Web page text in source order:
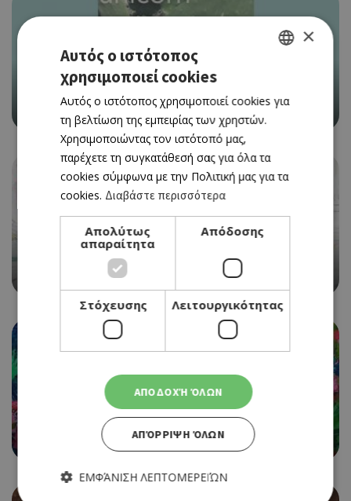
«ΑΥΤΟ ΕΙΝΑΙ ΕΝΑΣ ΜΟΝΟΚΕΡΩΣ» ΣΤΟ
ΦΑΝΕΡΩΜΕΝΗΣ 70
13/05/2023 - 31/05/2023
ΕΙΚΑΣΤΙΚΗ ΕΚΘΕΣΗ ΑΝΝΑΣ ΑΛΕΞΑΝΔΡΟΥ ΣΤΗΝ
ΑΙΓΑΙΑ ART GALLERY
06/05/2023 - 28/05/2023
ΑLEJANDRA ATARES - POSSIBLE ANSWERS TO
NATURE – ΣΤΗΝ ΤHE EDIT GALLERY
28/04/2023 - 19/05/2023
ENGLISH
×
Αυτός ο ιστότοπος
χρησιμοποιεί cookies
Αυτός ο ιστότοπος χρησιμοποιεί cookies για
τη βελτίωση της εμπειρίας των χρηστών.
Χρησιμοποιώντας τον ιστότοπό μας,
παρέχετε τη συγκατάθεσή σας για όλα τα
cookies σύμφωνα με την Πολιτική μας για τα
cookies. Διαβάστε περισσότερα
Απολύτως
απαραίτητα
Απόδοσης
Στόχευσης Λειτουργικότητας
ΑΠΟΔΟΧΉ ΌΛΩΝ
ΑΠΌΡΡΙΨΗ ΌΛΩΝ
ΕΜΦΆΝΙΣΗ ΛΕΠΤΟΜΕΡΕΙΏΝ